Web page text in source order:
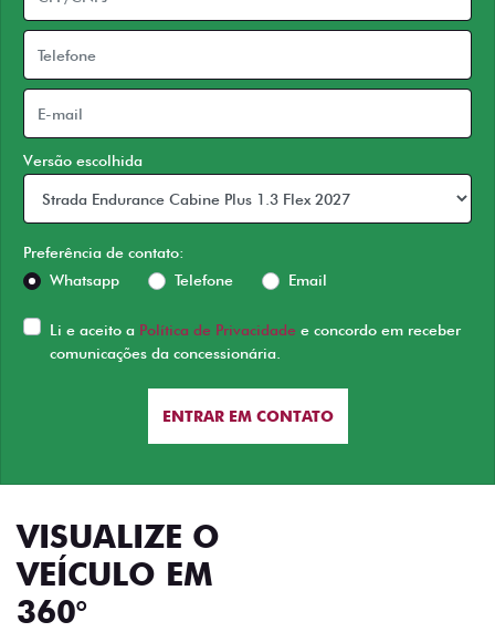
Versão escolhida
Preferência de contato:
Whatsapp
Telefone Email
Li e aceito a Política de Privacidade e concordo em receber
comunicações da concessionária.
ENTRAR EM CONTATO
VISUALIZE O
VEÍCULO EM
360°